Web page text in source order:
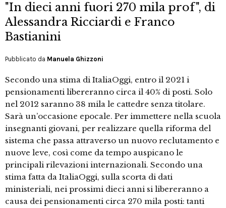
"In dieci anni fuori 270 mila prof", di
Alessandra Ricciardi e Franco
Bastianini
Pubblicato da Manuela Ghizzoni
Secondo una stima di ItaliaOggi, entro il 2021 i
pensionamenti libereranno circa il 40% di posti. Solo
nel 2012 saranno 38 mila le cattedre senza titolare.
Sarà un’occasione epocale. Per immettere nella scuola
insegnanti giovani, per realizzare quella riforma del
sistema che passa attraverso un nuovo reclutamento e
nuove leve, così come da tempo auspicano le
principali rilevazioni internazionali. Secondo una
stima fatta da ItaliaOggi, sulla scorta di dati
ministeriali, nei prossimi dieci anni si libereranno a
causa dei pensionamenti circa 270 mila posti: tanti